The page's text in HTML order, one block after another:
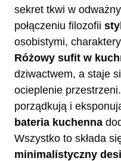
sekret tkwi w
połączeniu filozofii
osobistymi,
Różowy sufit w
dziwactwem, a staje
ocieplenie przestrzeni.
porządkują i
bateria kuchenna
Wszystko to składa
minimalistyczny